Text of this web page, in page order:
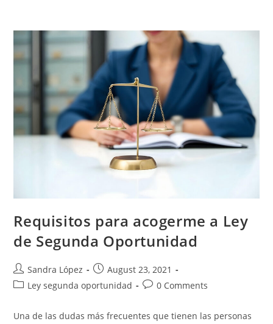
Requisitos para acogerme a Ley
de Segunda Oportunidad
Sandra López
August 23, 2021
Ley segunda oportunidad
0 Comments
Una de las dudas más frecuentes que tienen las personas